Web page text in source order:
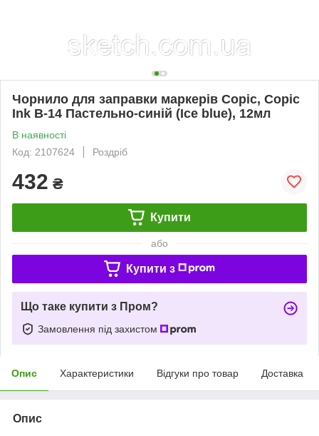
Чорнило для заправки маркерів Copic, Copic
Ink B-14 Пастельно-синій (Ice blue), 12мл
В наявності
Код: 2107624
Роздріб
432 ₴
Купити
або
Купити з
Що таке купити з Пром?
Замовлення під захистом
Опис Характеристики Відгуки про товар Доставка
Опис